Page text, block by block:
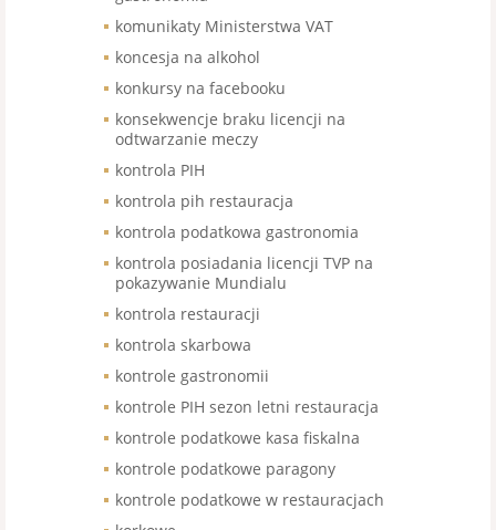
komunikaty Ministerstwa VAT
koncesja na alkohol
konkursy na facebooku
konsekwencje braku licencji na
odtwarzanie meczy
kontrola PIH
kontrola pih restauracja
kontrola podatkowa gastronomia
kontrola posiadania licencji TVP na
pokazywanie Mundialu
kontrola restauracji
kontrola skarbowa
kontrole gastronomii
kontrole PIH sezon letni restauracja
kontrole podatkowe kasa fiskalna
kontrole podatkowe paragony
kontrole podatkowe w restauracjach